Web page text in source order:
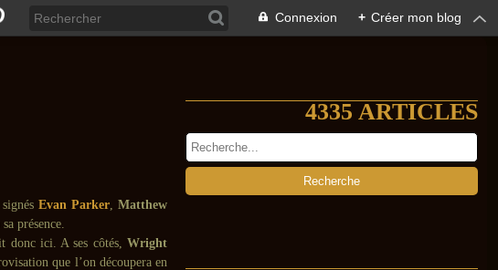
Connexion + Créer mon blog
signésEvan Parker,Matthew
présence.
donc ici. A ses côtés,Wright
que l’on découpera en
4335 ARTICLES